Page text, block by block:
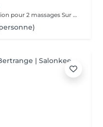
Le massage DUO est une réservation pour 2 massages Sur Mesure, en même temps dans la même cabine. Les 2 personnes pourront personnaliser leurs massages en fonction de leurs envies. Possibilité de demander 2 cabines séparées en arrivant sur place.